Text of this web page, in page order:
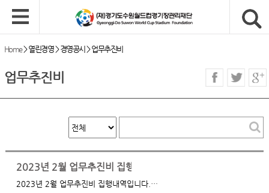
Home>열린경영>경영공시 >업무추진비
업무추진비
2023년 2월 업무추진비 집행내역
2023년 2월 업무추진비 집행내역입니다.…